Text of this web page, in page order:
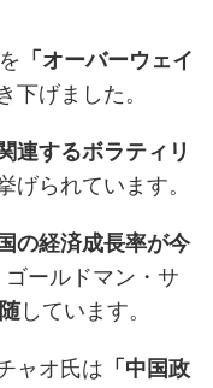
「オーバーウェイ
下げました。
連するボラティリ
げられています。
の経済成長率が今
ゴールドマン・サ
しています。
ャオ氏は 「中国政